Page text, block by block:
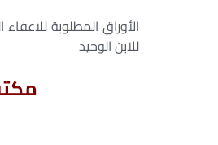
الأوراق المطلوبة
للابن الوحيد